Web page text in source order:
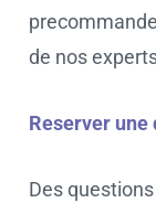
de nos
Reserver une
Des